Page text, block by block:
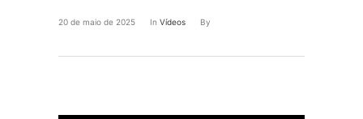
20 de maio de 2025 In Vídeos By